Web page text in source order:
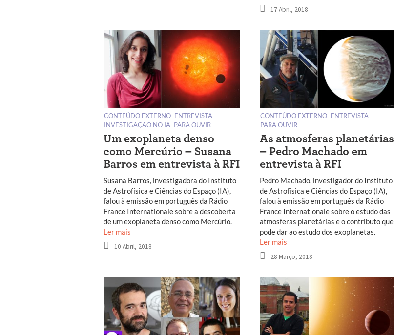
17 Abril, 2018
CONTEÚDO EXTERNO ENTREVISTA
INVESTIGAÇÃO NO IA PARA OUVIR
Um exoplaneta denso
como Mercúrio – Susana
Barros em entrevista à RFI
Susana Barros, investigadora do Instituto
de Astrofísica e Ciências do Espaço (IA),
falou à emissão em português da Rádio
France Internationale sobre a descoberta
de um exoplaneta denso como Mercúrio.
Ler mais
10 Abril, 2018
CONTEÚDO EXTERNO ENTREVISTA
PARA OUVIR
As atmosferas planetárias
– Pedro Machado em
entrevista à RFI
Pedro Machado, investigador do Instituto
de Astrofísica e Ciências do Espaço (IA),
falou à emissão em português da Rádio
France Internationale sobre o estudo das
atmosferas planetárias e o contributo que
pode dar ao estudo dos exoplanetas.
Ler mais
28 Março, 2018